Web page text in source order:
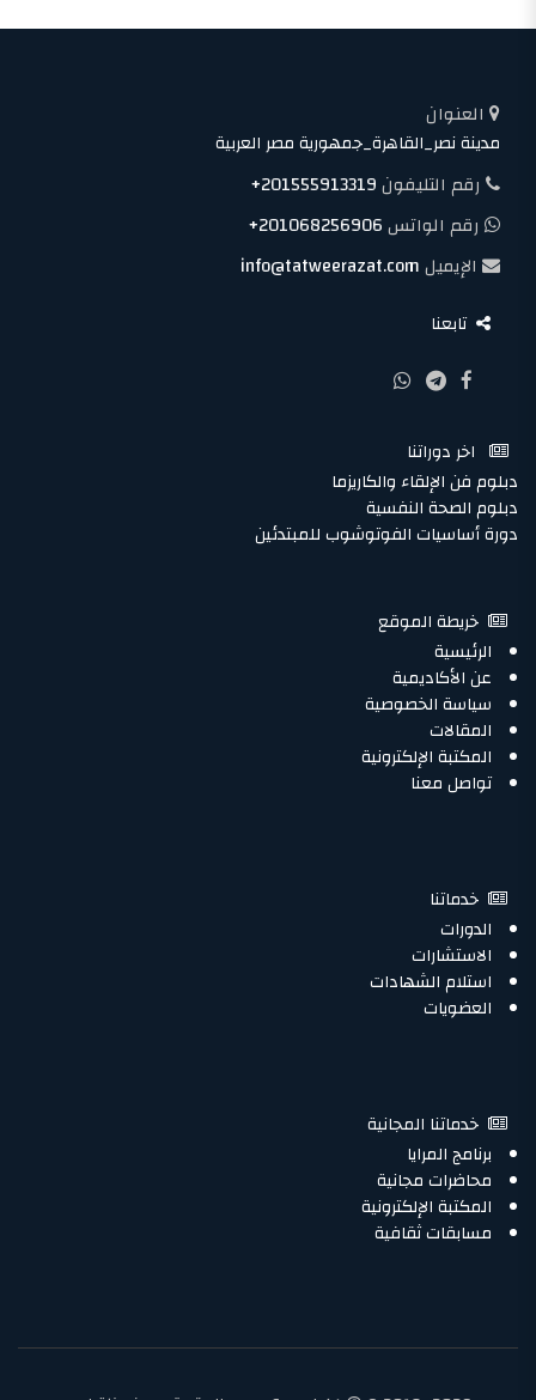
العنوان
مدينة نصر_القاهرة_جمهورية مصر العربية
رقم التليفون+201555913319
رقم الواتس+201068256906
الإيميلinfo@tatweerazat.com
تابعنا
اخر دوراتنا
دبلوم فن الإلقاء والكاريزما
دبلوم الصحة النفسية
دورة أساسيات الفوتوشوب للمبتدئين
خريطة الموقع
الرئيسية
عن الأكاديمية
سياسة الخصوصية
المقالات
المكتبة الإلكترونية
تواصل معنا
خدماتنا
الدورات
الاستشارات
استلام الشهادات
العضويات
خدماتنا المجانية
برنامج المرايا
محاضرات مجانية
المكتبة الإلكترونية
مسابقات ثقافية